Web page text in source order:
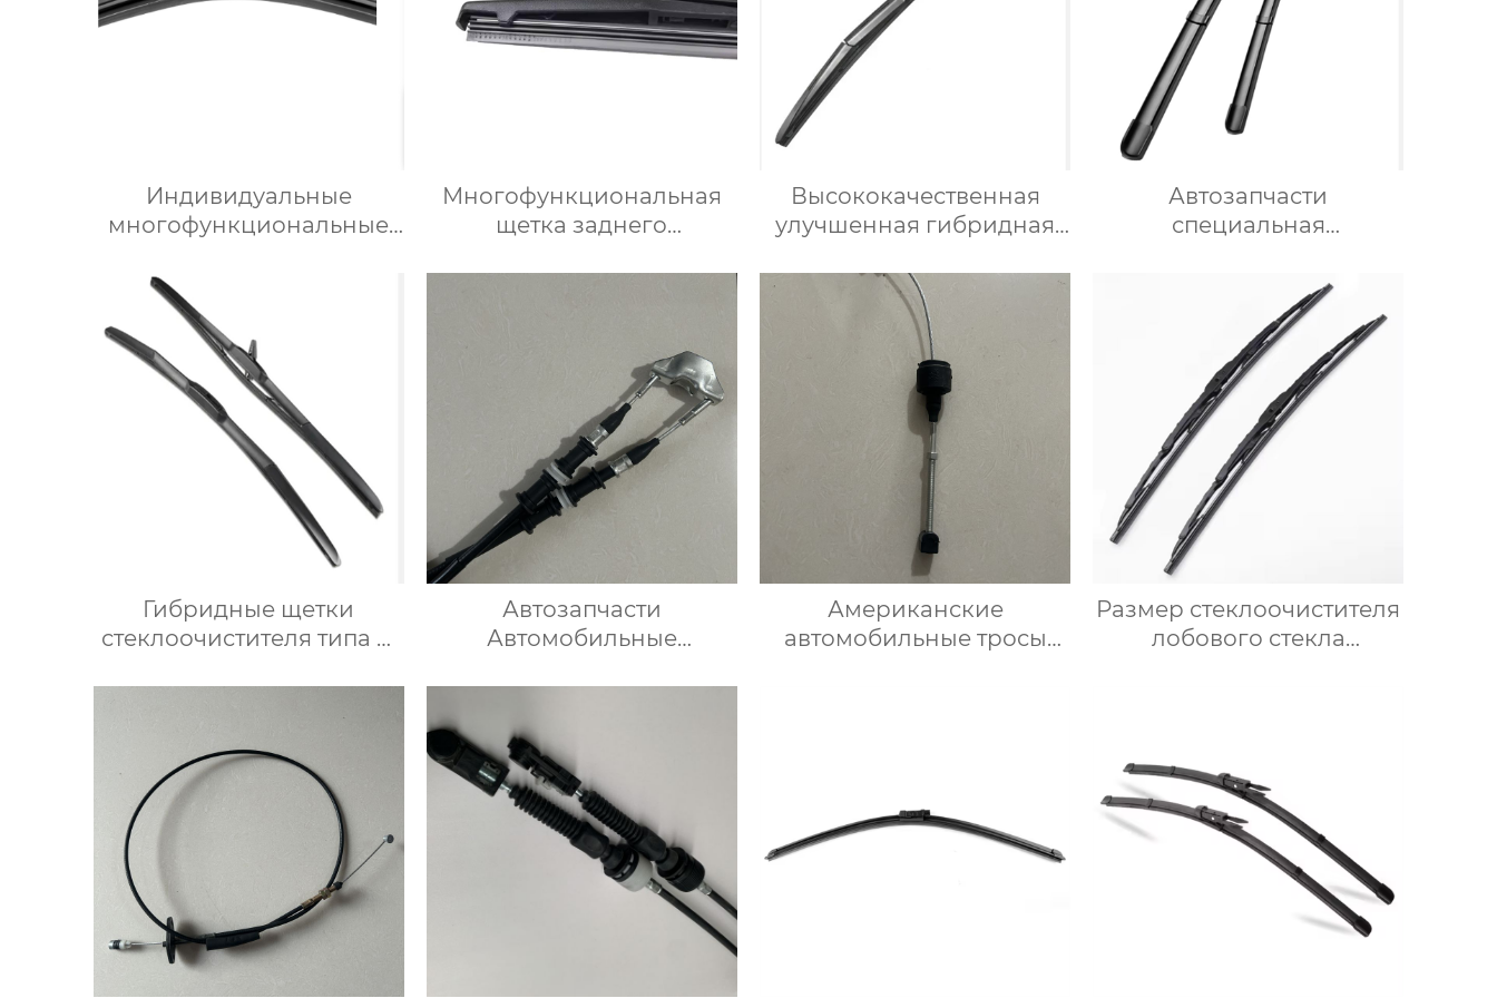
Индивидуальные
многофункциональные
щетки стеклоочистителя
автомобильных деталей
стеклоочистители
лобового стекла
Многофункциональная
щетка заднего
автомобилей
Высококачественная
улучшенная гибридная
резиновый
стеклоочиститель
лобового стекла
Автозапчасти
специальная
стеклоочистителя для
BMW 320i
Гибридные щетки
стеклоочистителя типа D
OEM-стеклоочистители
лобового стекла
Автозапчасти
Автомобильные
Американские
автомобильные тросы
Размер стеклоочистителя
лобового стекла
Металлическая щетка
стеклоочистителя